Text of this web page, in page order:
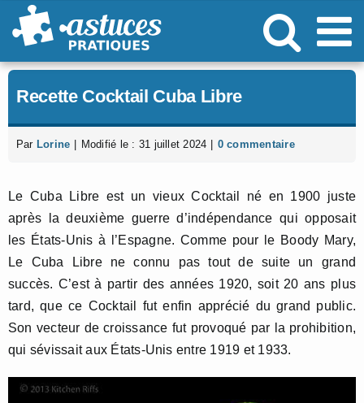
Passer
au
Recette Cocktail Cuba Libre
Par Lorine Modifié le : 31 juillet 2024 0 commentaire
Le Cuba Libre est un vieux Cocktail né en 1900 juste
après la deuxième guerre d’indépendance qui opposait
les États-Unis à l’Espagne. Comme pour le Boody Mary,
Le Cuba Libre ne connu pas tout de suite un grand
succès. C’est à partir des années 1920, soit 20 ans plus
tard, que ce Cocktail fut enfin apprécié du grand public.
Son vecteur de croissance fut provoqué par la prohibition,
qui sévissait aux États-Unis entre 1919 et 1933.